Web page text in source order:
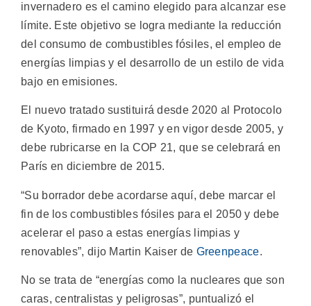
invernadero es el camino elegido para alcanzar ese
límite. Este objetivo se logra mediante la reducción
del consumo de combustibles fósiles, el empleo de
energías limpias y el desarrollo de un estilo de vida
bajo en emisiones.
El nuevo tratado sustituirá desde 2020 al Protocolo
de Kyoto, firmado en 1997 y en vigor desde 2005, y
debe rubricarse en la COP 21, que se celebrará en
París en diciembre de 2015.
“Su borrador debe acordarse aquí, debe marcar el
fin de los combustibles fósiles para el 2050 y debe
acelerar el paso a estas energías limpias y
renovables”, dijo Martin Kaiser de Greenpeace.
No se trata de “energías como la nucleares que son
caras, centralistas y peligrosas”, puntualizó el